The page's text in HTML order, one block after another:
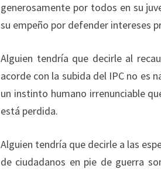
generosamente por todos en su
su empeño por defender intereses
Alguien tendría que decirle al
acorde con la subida del IPC no es
un instinto humano irrenunciable
está perdida.
Alguien tendría que decirle a las
de ciudadanos en pie de guerra